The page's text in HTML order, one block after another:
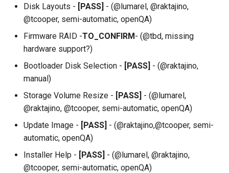
Disk Layouts - [PASS] - (@lumarel, @raktajino,
@tcooper, semi-automatic, openQA)
Firmware RAID -TO_CONFIRM- (@tbd, missing
hardware support?)
Bootloader Disk Selection - [PASS] - (@raktajino,
manual)
Storage Volume Resize - [PASS] - (@lumarel,
@raktajino, @tcooper, semi-automatic, openQA)
Update Image - [PASS] - (@raktajino,@tcooper, semi-
automatic, openQA)
Installer Help - [PASS] - (@lumarel, @raktajino,
@tcooper, semi-automatic, openQA)